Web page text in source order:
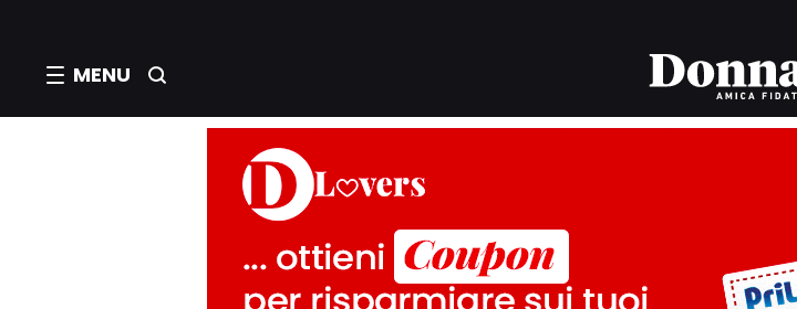
MENU